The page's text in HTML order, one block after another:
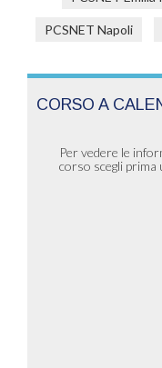
PCSNET Napoli
CORSO A
Per vedere le
corso scegli prima